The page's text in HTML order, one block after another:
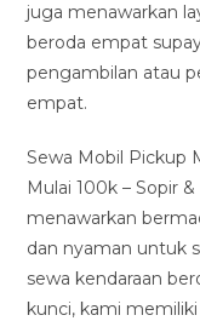
juga menawarkan
beroda empat
pengambilan atau
empat.
Sewa Mobil Pickup
Mulai 100k – Sopir
menawarkan
dan nyaman untuk
sewa kendaraan
kunci, kami